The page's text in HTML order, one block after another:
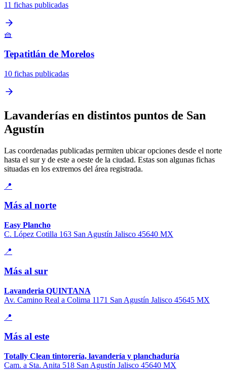
11 fichas publicadas
🧺
Tepatitlán de Morelos
10 fichas publicadas
Lavanderías en distintos puntos de San
Agustín
Las coordenadas publicadas permiten ubicar opciones desde el norte
hasta el sur y de este a oeste de la ciudad. Estas son algunas fichas
situadas en los extremos del área registrada.
📍
Más al norte
Easy Plancho
C. López Cotilla 163 San Agustín Jalisco 45640 MX
📍
Más al sur
Lavanderia QUINTANA
Av. Camino Real a Colima 1171 San Agustín Jalisco 45645 MX
📍
Más al este
Totally Clean tintorería, lavandería y planchaduría
Cam. a Sta. Anita 518 San Agustín Jalisco 45640 MX